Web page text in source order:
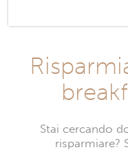
Stai cercando
risparmiare?